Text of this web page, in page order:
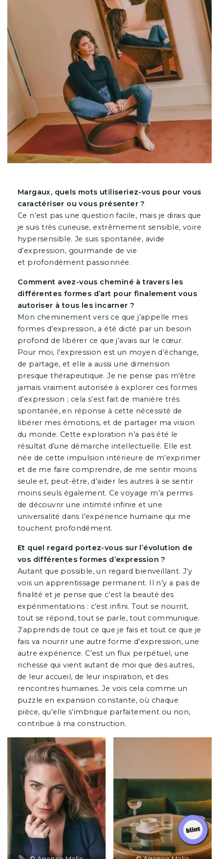
Margaux, quels mots utiliseriez-vous pour vous
caractériser ou vous présenter ?
Ce n’est pas une question facile, mais je dirais que
je suis très curieuse, extrêmement sensible, voire
hypersensible. Je suis spontanée, avide
d’expression, gourmande de vie
et profondément passionnée.
Comment avez-vous cheminé à travers les
différentes formes d’art pour finalement vous
autoriser à tous les incarner ?
Mon cheminement vers ce que j’appelle mes
formes d’expression, a été dicté par un besoin
profond de libérer ce que j’avais sur le cœur.
Pour moi, l’expression est un moyen d’échange,
de partage, et elle a aussi une dimension
presque thérapeutique. Je ne pense pas m’être
jamais vraiment autorisée à explorer ces formes
d’expression ; cela s’est fait de manière très
spontanée, en réponse à cette nécessité de
libérer mes émotions, et de partager ma vision
du monde. Cette exploration n’a pas été le
résultat d’une démarche intellectuelle. Elle est
née de cette impulsion intérieure de m’exprimer
et de me faire comprendre, de me sentir moins
seule et, peut-être, d’aider les autres à se sentir
moins seuls également. Ce voyage m’a permis
de découvrir une intimité infinie et une
universalité dans l’expérience humaine qui me
touchent profondément.
Et quel regard portez-vous sur l’évolution de
vos différentes formes d’expression ?
Autant que possible, un regard bienveillant. J’y
vois un apprentissage permanent. Il n’y a pas de
finalité et je pense que c’est la beauté des
expérimentations : c’est infini. Tout se nourrit,
tout se répond, tout se parle, tout communique.
J’apprends de tout ce que je fais et tout ce que je
fais va nourrir une autre forme d’expression, une
autre expérience. C’est un flux perpétuel, une
richesse qui vient autant de moi que des autres,
de leur accueil, de leur inspiration, et des
rencontres humaines. Je vois cela comme un
puzzle en expansion constante, où chaque
pièce, qu’elle s’imbrique parfaitement ou non,
contribue à ma construction.